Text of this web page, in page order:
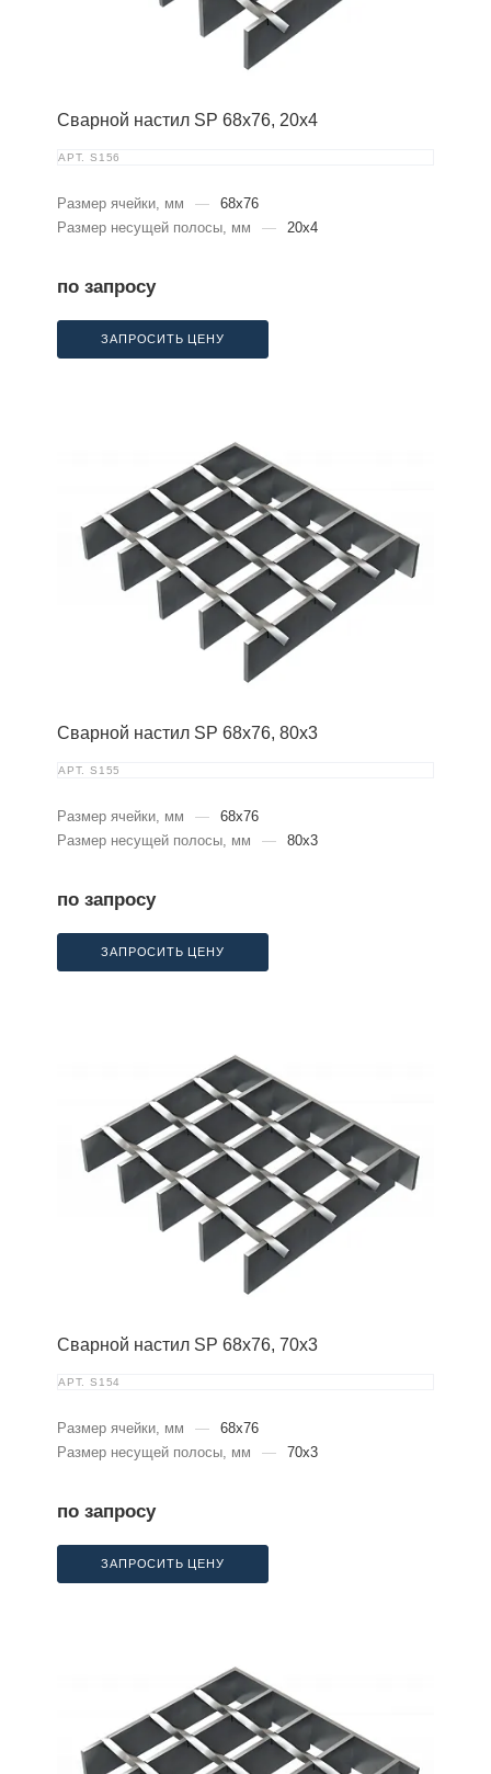
Сварной настил SP 68х76, 20х4
АРТ. S156
Размер ячейки, мм —
68x76
Размер несущей полосы, мм
— 20x4
по запросу
ЗАПРОСИТЬ ЦЕНУ
Сварной настил SP 68х76, 80х3
АРТ. S155
Размер ячейки, мм —
68x76
Размер несущей полосы, мм
— 80x3
по запросу
ЗАПРОСИТЬ ЦЕНУ
Сварной настил SP 68х76, 70х3
АРТ. S154
Размер ячейки, мм —
68x76
Размер несущей полосы, мм
— 70x3
по запросу
ЗАПРОСИТЬ ЦЕНУ